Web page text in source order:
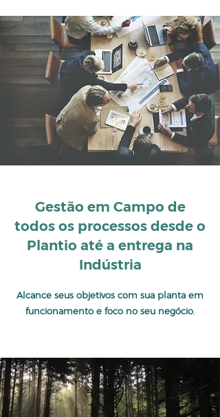
Gestão em Campo de
todos os processos desde o
Plantio até a entrega na
Indústria
Alcance seus objetivos com sua planta em
funcionamento e foco no seu negócio.